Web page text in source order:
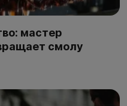
мастер
смолу